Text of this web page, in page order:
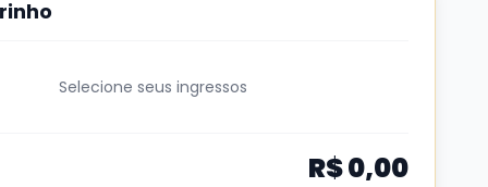
Whats
Selecione seus ingressos
R$ 0,00